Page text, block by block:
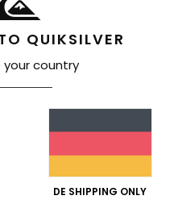
QUIKSILVER
your country
DE SHIPPING ONLY